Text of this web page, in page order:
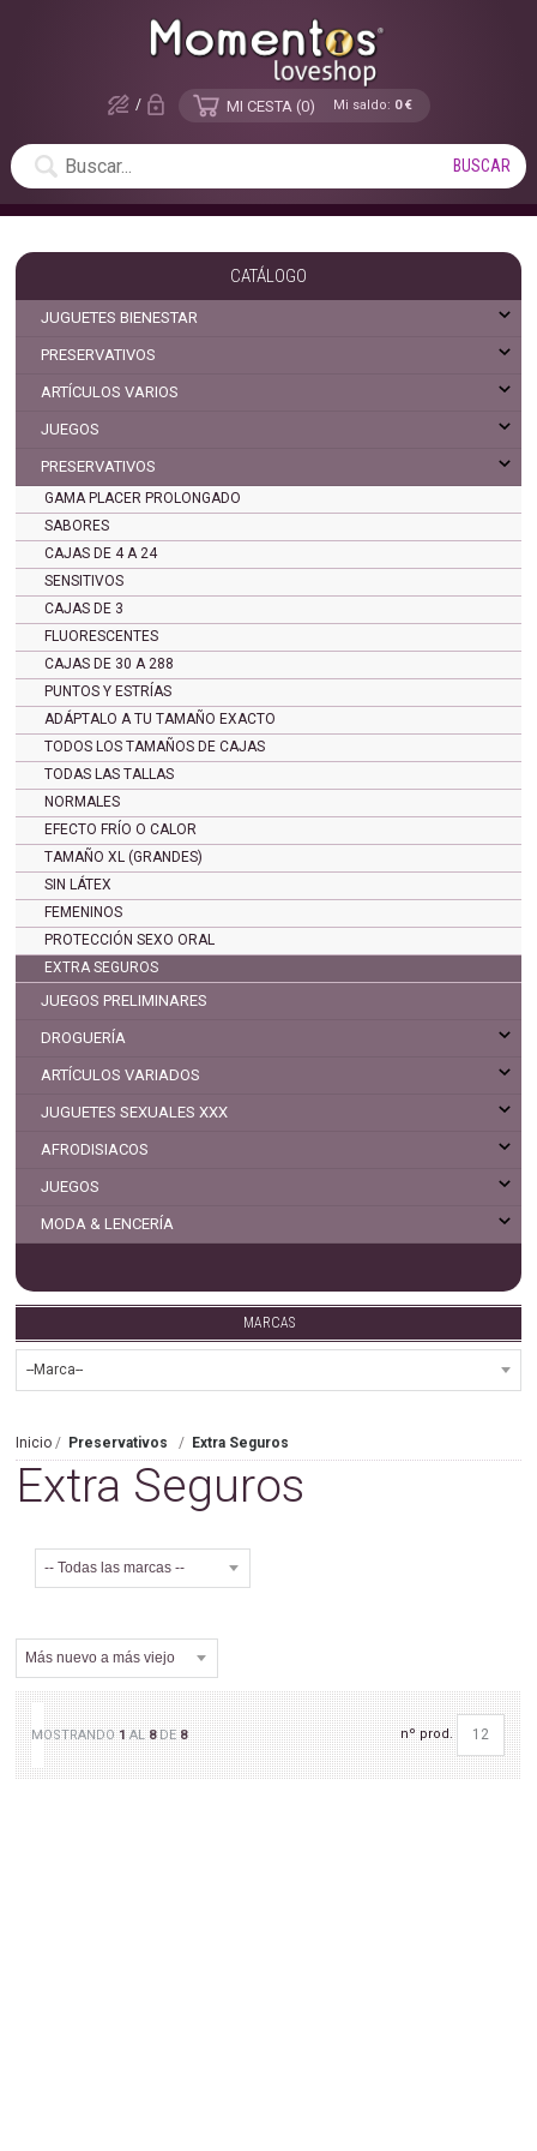
/ MI CESTA 0 Mi saldo: 0 €
CATÁLOGO
JUGUETES BIENESTAR
PRESERVATIVOS
ARTÍCULOS VARIOS
JUEGOS
PRESERVATIVOS
GAMA PLACER PROLONGADO
SABORES
CAJAS DE 4 A 24
SENSITIVOS
CAJAS DE 3
FLUORESCENTES
CAJAS DE 30 A 288
PUNTOS Y ESTRÍAS
ADÁPTALO A TU TAMAÑO EXACTO
TODOS LOS TAMAÑOS DE CAJAS
TODAS LAS TALLAS
NORMALES
EFECTO FRÍO O CALOR
TAMAÑO XL (GRANDES)
SIN LÁTEX
FEMENINOS
PROTECCIÓN SEXO ORAL
EXTRA SEGUROS
JUEGOS PRELIMINARES
DROGUERÍA
ARTÍCULOS VARIADOS
JUGUETES SEXUALES XXX
AFRODISIACOS
JUEGOS
MODA & LENCERÍA
MARCAS
Inicio Preservativos Extra Seguros
Extra Seguros
MOSTRANDO1AL8DE8 nº prod.